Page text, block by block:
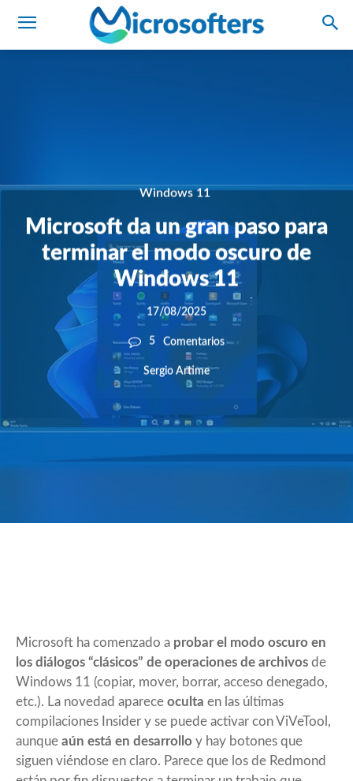
Windows 11
Microsoft da un gran paso para
terminar el modo oscuro de
Windows 11
17/08/2025
5 Comentarios
Sergio Artime
Microsoft ha comenzado a probar el modo oscuro en
los diálogos “clásicos” de operaciones de archivos de
Windows 11 (copiar, mover, borrar, acceso denegado,
etc.). La novedad aparece oculta en las últimas
compilaciones Insider y se puede activar con ViVeTool,
aunque aún está en desarrollo y hay botones que
siguen viéndose en claro. Parece que los de Redmond